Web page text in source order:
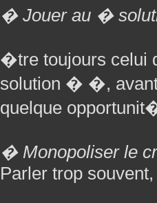
� Jouer au �
�tre toujours celui
solution � �,
quelque
� Monopoliser le
Parler trop